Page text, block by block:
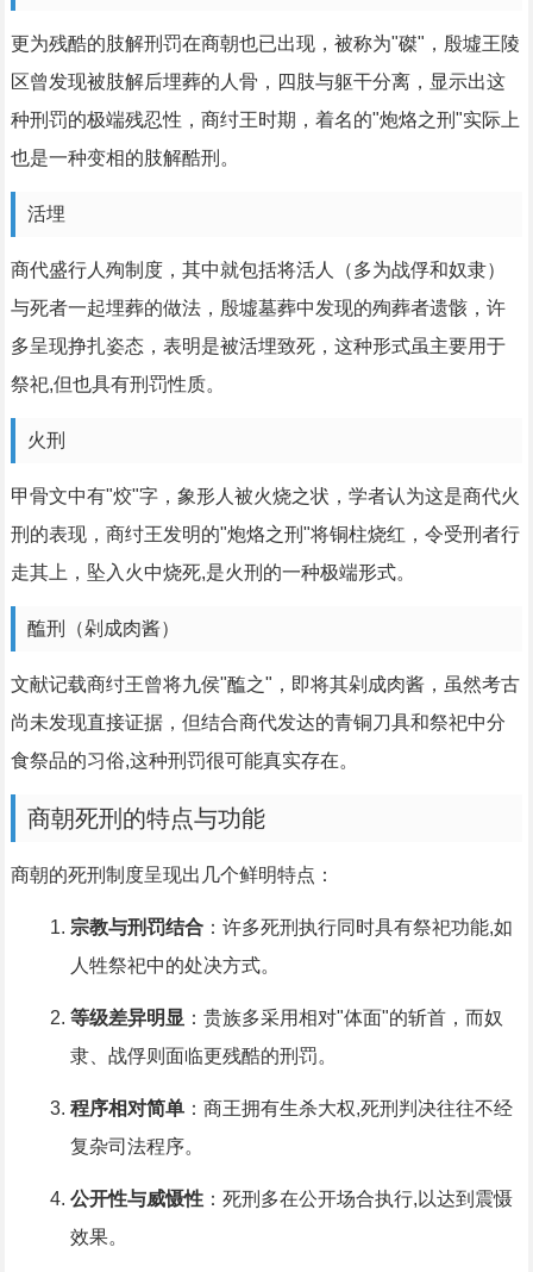
更为残酷的肢解刑罚在商朝也已出现，被称为"磔"，殷墟王陵
区曾发现被肢解后埋葬的人骨，四肢与躯干分离，显示出这
种刑罚的极端残忍性，商纣王时期，着名的"炮烙之刑"实际上
也是一种变相的肢解酷刑。
活埋
商代盛行人殉制度，其中就包括将活人（多为战俘和奴隶）
与死者一起埋葬的做法，殷墟墓葬中发现的殉葬者遗骸，许
多呈现挣扎姿态，表明是被活埋致死，这种形式虽主要用于
祭祀,但也具有刑罚性质。
火刑
甲骨文中有"烄"字，象形人被火烧之状，学者认为这是商代火
刑的表现，商纣王发明的"炮烙之刑"将铜柱烧红，令受刑者行
走其上，坠入火中烧死,是火刑的一种极端形式。
醢刑（剁成肉酱）
文献记载商纣王曾将九侯"醢之"，即将其剁成肉酱，虽然考古
尚未发现直接证据，但结合商代发达的青铜刀具和祭祀中分
食祭品的习俗,这种刑罚很可能真实存在。
商朝死刑的特点与功能
商朝的死刑制度呈现出几个鲜明特点：
宗教与刑罚结合：许多死刑执行同时具有祭祀功能,如
人牲祭祀中的处决方式。
等级差异明显：贵族多采用相对"体面"的斩首，而奴
隶、战俘则面临更残酷的刑罚。
程序相对简单：商王拥有生杀大权,死刑判决往往不经
复杂司法程序。
公开性与威慑性：死刑多在公开场合执行,以达到震慑
效果。